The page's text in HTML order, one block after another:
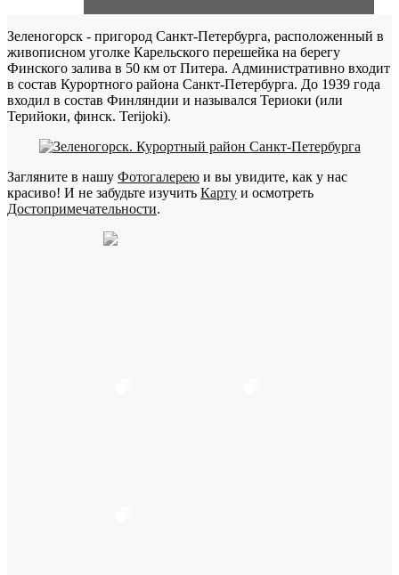
Зеленогорск - пригород Санкт-Петербурга, расположенный в
живописном уголке Карельского перешейка на берегу
Финского залива в 50 км от Питера. Административно входит
в состав Курортного района Санкт-Петербурга. До 1939 года
входил в состав Финляндии и назывался Териоки (или
Терийоки, финск. Terijoki).
Загляните в нашу Фотогалерею и вы увидите, как у нас
красиво! И не забудьте изучить Карту и осмотреть
Достопримечательности.